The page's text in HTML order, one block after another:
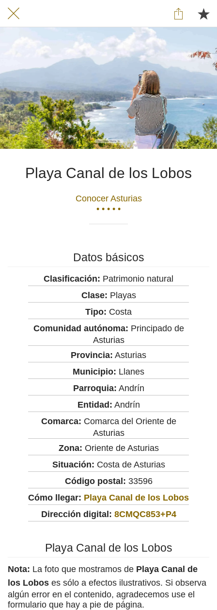
Playa Canal de los Lobos
Conocer Asturias
• • • • •
Datos básicos
Clasificación: Patrimonio natural
Clase: Playas
Tipo: Costa
Comunidad autónoma: Principado de
Asturias
Provincia: Asturias
Municipio: Llanes
Parroquia: Andrín
Entidad: Andrín
Comarca: Comarca del Oriente de
Asturias
Zona: Oriente de Asturias
Situación: Costa de Asturias
Código postal: 33596
Cómo llegar: Playa Canal de los Lobos
Dirección digital: 8CMQC853+P4
Playa Canal de los Lobos
Nota: La foto que mostramos de Playa Canal de
los Lobos es sólo a efectos ilustrativos. Si observa
algún error en el contenido, agradecemos use el
formulario que hay a pie de página.